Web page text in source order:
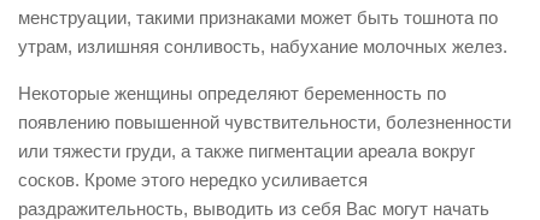
менструации, такими признаками может быть тошнота по
утрам, излишняя сонливость, набухание молочных желез.
Некоторые женщины определяют беременность по
появлению повышенной чувствительности, болезненности
или тяжести груди, а также пигментации ареала вокруг
сосков. Кроме этого нередко усиливается
раздражительность, выводить из себя Вас могут начать